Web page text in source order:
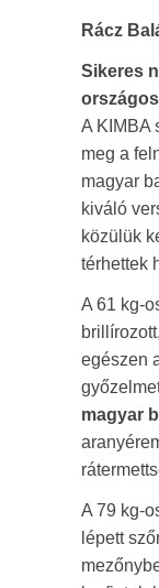
Rácz
Sikeres
A KIMBA
meg a
magyar
kiváló
közülük
térhettek
A 61 kg-
egészen
magyar
A 79 kg-
lépett